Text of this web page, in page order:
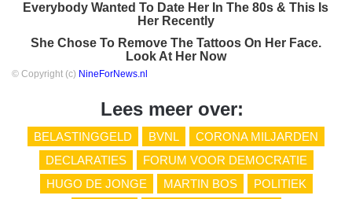
Everybody Wanted To Date Her In The 80s & This Is
Her Recently
She Chose To Remove The Tattoos On Her Face.
Look At Her Now
© Copyright (c) NineForNews.nl
Lees meer over:
BELASTINGGELD BVNL
CORONA MILJARDEN
DECLARATIES
FORUM VOOR DEMOCRATIE
HUGO DE JONGE
MARTIN BOS
POLITIEK